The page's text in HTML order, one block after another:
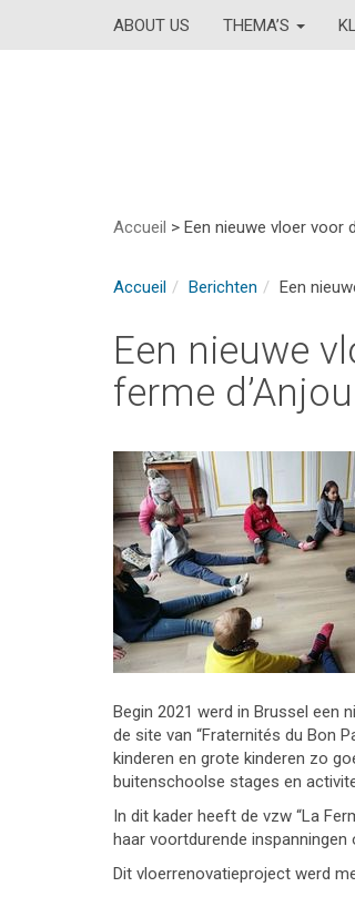
ABOUT US THEMA’S
Accueil > Een nieuwe vloer voor
Accueil Berichten Een
Een nieuwe
ferme d’Anjou
Begin 2021 werd in Brussel een
de site van “Fraternités du Bon
kinderen en grote kinderen zo
buitenschoolse stages en
In dit kader heeft de vzw “La
haar voortdurende inspanningen
Dit vloerrenovatieproject werd